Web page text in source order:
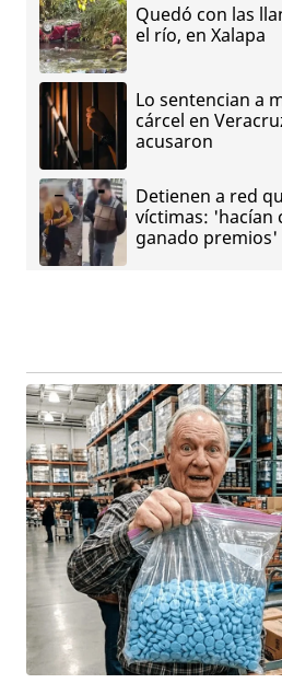
Quedó con las
el río, en Xalapa
Lo sentencian a
cárcel en
acusaron
Detienen a red
víctimas: 'hacían
ganado premios'